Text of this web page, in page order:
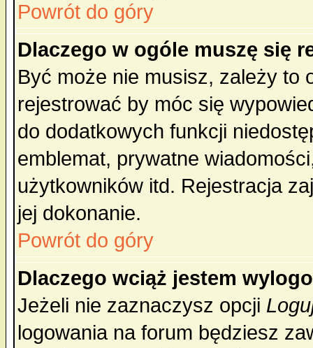
Powrót do góry
Dlaczego w ogóle muszę się
Być może nie musisz, zależy to
rejestrować by móc się
do dodatkowych funkcji
emblemat, prywatne
użytkowników itd. Rejestracja
jej dokonanie.
Powrót do góry
Dlaczego wciąż jestem
Jeżeli nie zaznaczysz opcji
logowania na forum będziesz